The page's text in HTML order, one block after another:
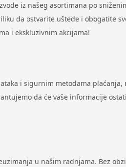
iz našeg asortimana po
da ostvarite uštede i obogatite
i ekskluzivnim akcijama!
i sigurnim metodama
da će vaše informacije
u našim radnjama. Bez